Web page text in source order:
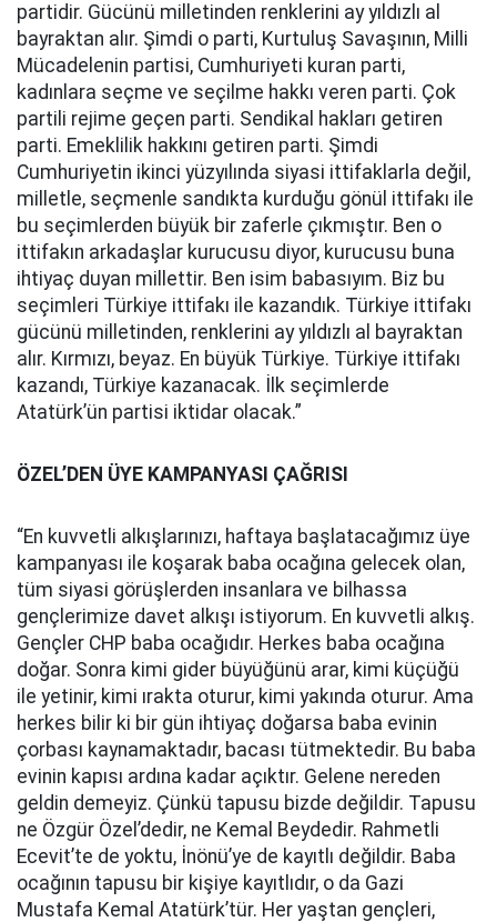
partidir. Gücünü milletinden renklerini ay yıldızlı al
bayraktan alır. Şimdi o parti, Kurtuluş Savaşının, Milli
Mücadelenin partisi, Cumhuriyeti kuran parti,
kadınlara seçme ve seçilme hakkı veren parti. Çok
partili rejime geçen parti. Sendikal hakları getiren
parti. Emeklilik hakkını getiren parti. Şimdi
Cumhuriyetin ikinci yüzyılında siyasi ittifaklarla değil,
milletle, seçmenle sandıkta kurduğu gönül ittifakı ile
bu seçimlerden büyük bir zaferle çıkmıştır. Ben o
ittifakın arkadaşlar kurucusu diyor, kurucusu buna
ihtiyaç duyan millettir. Ben isim babasıyım. Biz bu
seçimleri Türkiye ittifakı ile kazandık. Türkiye ittifakı
gücünü milletinden, renklerini ay yıldızlı al bayraktan
alır. Kırmızı, beyaz. En büyük Türkiye. Türkiye ittifakı
kazandı, Türkiye kazanacak. İlk seçimlerde
Atatürk’ün partisi iktidar olacak.”
ÖZEL’DEN ÜYE KAMPANYASI ÇAĞRISI
“En kuvvetli alkışlarınızı, haftaya başlatacağımız üye
kampanyası ile koşarak baba ocağına gelecek olan,
tüm siyasi görüşlerden insanlara ve bilhassa
gençlerimize davet alkışı istiyorum. En kuvvetli alkış.
Gençler CHP baba ocağıdır. Herkes baba ocağına
doğar. Sonra kimi gider büyüğünü arar, kimi küçüğü
ile yetinir, kimi ırakta oturur, kimi yakında oturur. Ama
herkes bilir ki bir gün ihtiyaç doğarsa baba evinin
çorbası kaynamaktadır, bacası tütmektedir. Bu baba
evinin kapısı ardına kadar açıktır. Gelene nereden
geldin demeyiz. Çünkü tapusu bizde değildir. Tapusu
ne Özgür Özel’dedir, ne Kemal Beydedir. Rahmetli
Ecevit’te de yoktu, İnönü’ye de kayıtlı değildir. Baba
ocağının tapusu bir kişiye kayıtlıdır, o da Gazi
Mustafa Kemal Atatürk’tür. Her yaştan gençleri,